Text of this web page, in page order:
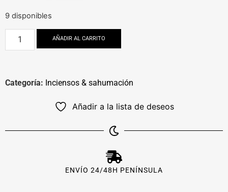
9 disponibles
AÑADIR AL CARRITO
Categoría: Inciensos & sahumación
Añadir a la lista de deseos
ENVÍO 24/48H PENÍNSULA